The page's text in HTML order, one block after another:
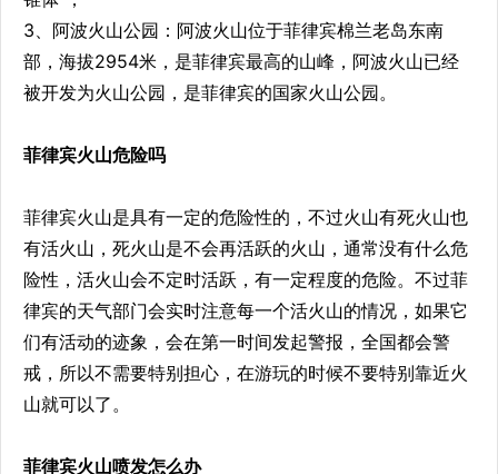
3、阿波火山公园：阿波火山位于菲律宾棉兰老岛东南
部，海拔2954米，是菲律宾最高的山峰，阿波火山已经
被开发为火山公园，是菲律宾的国家火山公园。
菲律宾火山危险吗
菲律宾火山是具有一定的危险性的，不过火山有死火山也
有活火山，死火山是不会再活跃的火山，通常没有什么危
险性，活火山会不定时活跃，有一定程度的危险。不过菲
律宾的天气部门会实时注意每一个活火山的情况，如果它
们有活动的迹象，会在第一时间发起警报，全国都会警
戒，所以不需要特别担心，在游玩的时候不要特别靠近火
山就可以了。
菲律宾火山喷发怎么办